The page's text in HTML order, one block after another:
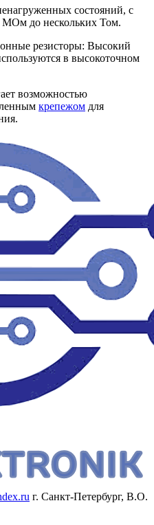
состояний, с
МОм до нескольких Том.
резисторы: Высокий
в высокоточном
возможностью
крепежом для
г. Санкт-Петербург, В.О.